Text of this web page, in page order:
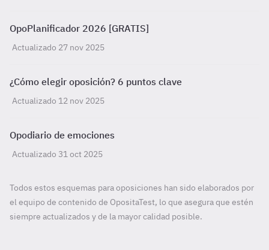
OpoPlanificador 2026 [GRATIS]
Actualizado 27 nov 2025
¿Cómo elegir oposición? 6 puntos clave
Actualizado 12 nov 2025
Opodiario de emociones
Actualizado 31 oct 2025
Todos estos esquemas para oposiciones han sido elaborados por
el equipo de contenido de OpositaTest, lo que asegura que estén
siempre actualizados y de la mayor calidad posible.